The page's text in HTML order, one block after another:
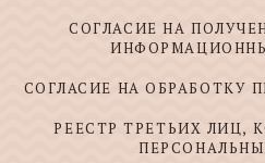
СОГЛАСИЕ НА
СОГЛАСИЕ НА ОБРАБОТКУ
РЕЕСТР ТРЕТЬИХ ЛИЦ,